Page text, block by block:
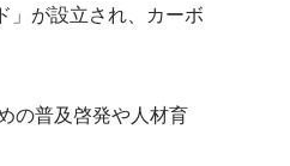
」が設立され、カーボ
の普及啓発や人材育